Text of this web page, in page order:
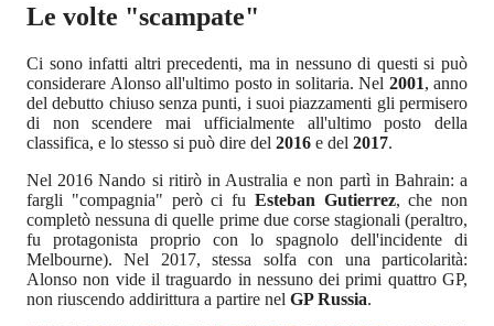
Le volte "scampate"
Ci sono infatti altri precedenti, ma in nessuno di questi si può
considerare Alonso all'ultimo posto in solitaria. Nel 2001, anno
del debutto chiuso senza punti, i suoi piazzamenti gli permisero
di non scendere mai ufficialmente all'ultimo posto della
classifica, e lo stesso si può dire del 2016 e del 2017.
Nel 2016 Nando si ritirò in Australia e non partì in Bahrain: a
fargli "compagnia" però ci fu Esteban Gutierrez, che non
completò nessuna di quelle prime due corse stagionali (peraltro,
fu protagonista proprio con lo spagnolo dell'incidente di
Melbourne). Nel 2017, stessa solfa con una particolarità:
Alonso non vide il traguardo in nessuno dei primi quattro GP,
non riuscendo addirittura a partire nel GP Russia.